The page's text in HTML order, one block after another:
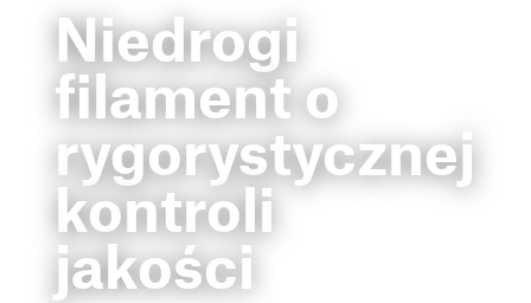
Niedrogi
filament o
rygorystycznej
kontroli
jakości